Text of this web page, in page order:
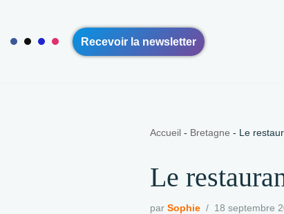
Aller
Recevoir la newsletter
Accueil- Bretagne - Le
Le
par Sophie 18 septembre